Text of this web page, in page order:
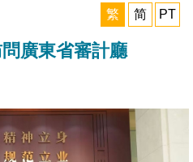
繁
简 PT
廣東省審計廳